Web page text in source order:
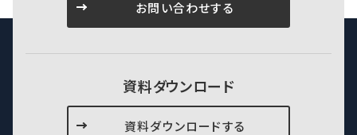
お問い合わせする
資料ダウンロード
資料ダウンロードする